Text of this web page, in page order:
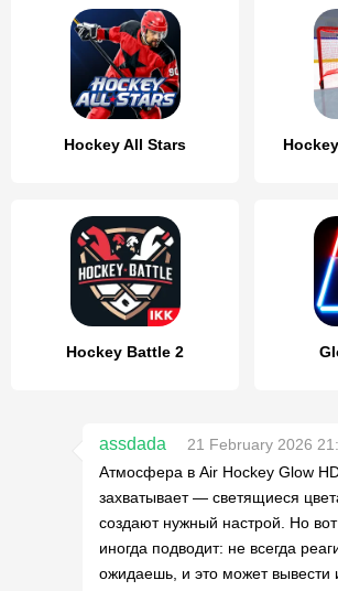
Hockey All Stars
Hockey Battle 2
assdada
21 February 2026
Атмосфера в Air Hockey Glow
захватывает — светящиеся
создают нужный настрой. Но
иногда подводит: не всегда
ожидаешь, и это может вывести